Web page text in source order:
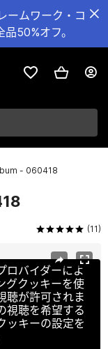
ームワーク・コ
50%オフ。
- 060418
(11)
ロバイダーによ
グクッキーを使
聴が許可されま
視聴を希望する
ッキーの設定を